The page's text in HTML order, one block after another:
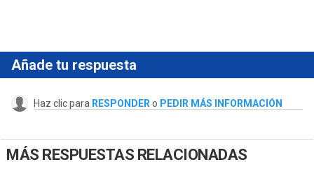
Añade tu respuesta
Haz clic para RESPONDER o PEDIR MÁS INFORMACIÓN
MÁS RESPUESTAS RELACIONADAS